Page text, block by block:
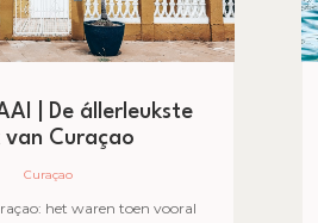
| De állerleukste
van Curaçao
Curaçao
het waren toen vooral